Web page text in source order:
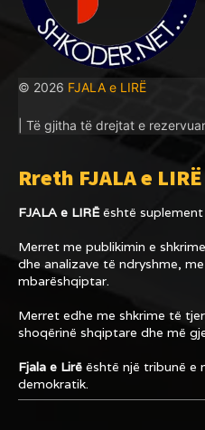
© 2026 FJALA e LIRË
| Të gjitha të drejtat e
Rreth FJALA e LIRË
FJALA e LIRËështë
Merret me publikimin e
dhe analizave të ndryshme,
mbarëshqiptar.
Merret edhe me shkrime të
shoqërinë shqiptare dhe më
Fjala e Lirë është një tribunë e
demokratik.